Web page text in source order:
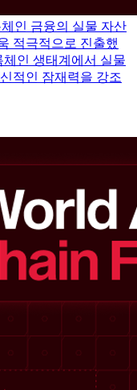
체인 금융의 실물 자산
적극적으로 진출했
체인 생태계에서 실물
적인 잠재력을 강조